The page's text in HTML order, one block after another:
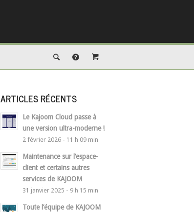
ARTICLES RÉCENTS
Le Kajoom Cloud passe à
une version ultra-moderne !
2 février 2026 - 11 h 09 min
Maintenance sur l’espace-
client et certains autres
services de KAJOOM
31 janvier 2025 - 9 h 15 min
Toute l’équipe de KAJOOM